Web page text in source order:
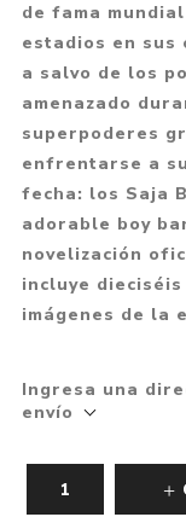
de fama
estadios en sus
a salvo de los
amenazado
superpoderes
enfrentarse a
fecha: los Saja
adorable boy
novelización
incluye
imágenes de la
Ingresa una
envío